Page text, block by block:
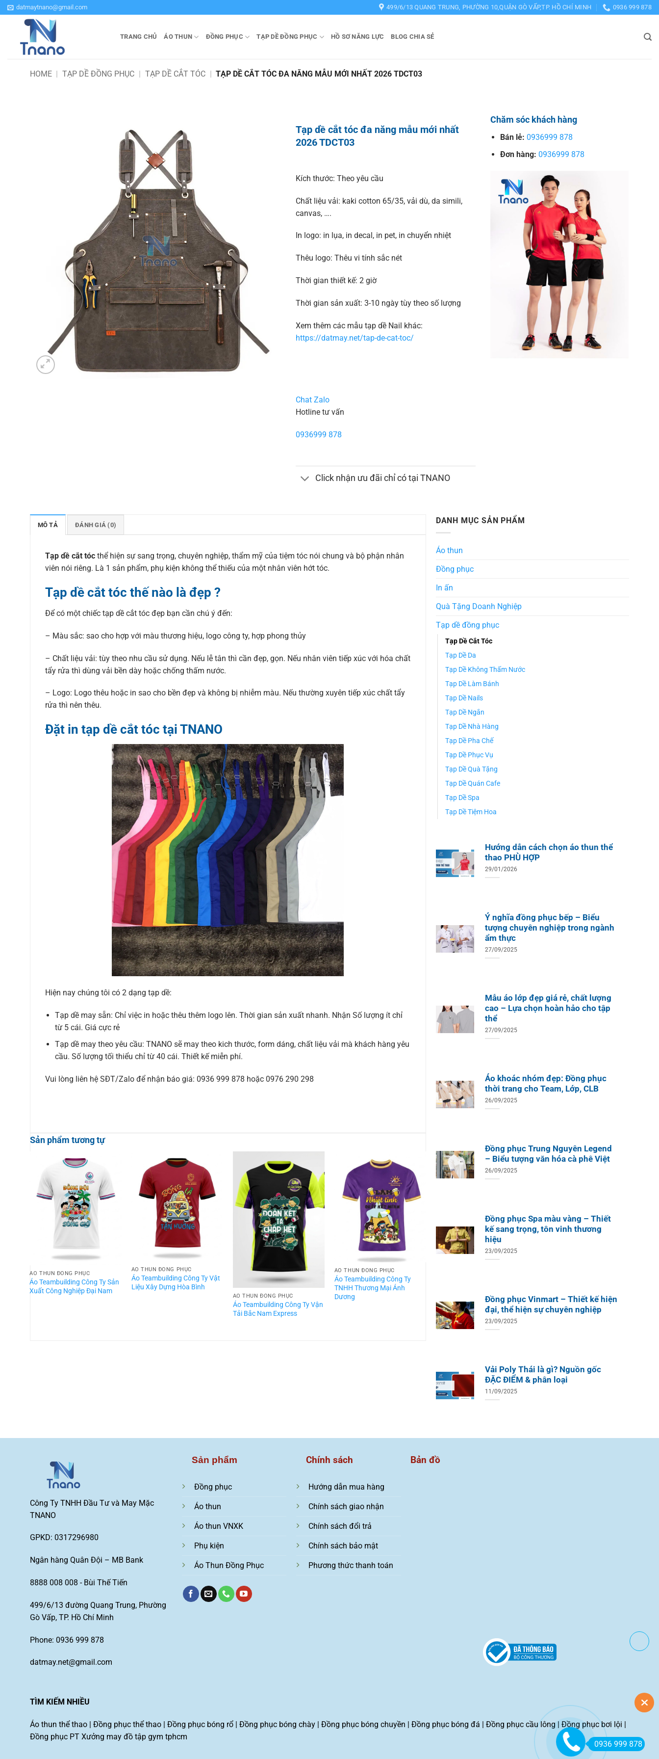
Bỏ
qua
datmaytnano@gmail.com 499/6/13 QUANG TRUNG, PHƯỜNG 10,QUẬN GÒ VẤP,TP. HỒ CHÍ MINH 0936 999 878
TRANG CHỦ ÁO THUN ĐỒNG PHỤC TẠP DỀ ĐỒNG PHỤC HỒ SƠ NĂNG LỰC BLOG CHIA SẺ
HOME | TẠP DỀ ĐỒNG PHỤC | TẠP DỀ CẮT TÓC | TẠP DỀ CẮT TÓC ĐA NĂNG MẪU MỚI NHẤT 2026 TDCT03
Tạp dề cắt tóc đa năng mẫu mới nhất
2026 TDCT03
Kích thước: Theo yêu cầu
Chất liệu vải: kaki cotton 65/35, vải dù, da simili,
canvas, ….
In logo: in lụa, in decal, in pet, in chuyển nhiệt
Thêu logo: Thêu vi tính sắc nét
Thời gian thiết kế: 2 giờ
Thời gian sản xuất: 3-10 ngày tùy theo số lượng
Xem thêm các mẫu tạp dề Nail khác:
https://datmay.net/tap-de-cat-toc/
Chat Zalo
Hotline tư vấn
0936999 878
Click nhận ưu đãi chỉ có tại TNANO
Chăm sóc khách hàng
Bán lẻ: 0936999 878
Đơn hàng: 0936999 878
MÔ TẢ ĐÁNH GIÁ (0)
Tạp dề cắt tóc thể hiện sự sang trọng, chuyên nghiệp, thẩm mỹ của tiệm tóc nói chung và bộ phận nhân
viên nói riêng. Là 1 sản phẩm, phụ kiện không thể thiếu của một nhân viên hớt tóc.
Tạp dề cắt tóc thế nào là đẹp ?
Để có một chiếc tạp dề cắt tóc đẹp bạn cần chú ý đến:
– Màu sắc: sao cho hợp với màu thương hiệu, logo công ty, hợp phong thủy
– Chất liệu vải: tùy theo nhu cầu sử dụng. Nếu lễ tân thì cần đẹp, gọn. Nếu nhân viên tiếp xúc với hóa chất
tẩy rửa thì dùng vải bền dày hoặc chống thấm nước.
– Logo: Logo thêu hoặc in sao cho bền đẹp và không bị nhiễm màu. Nếu thường xuyên tiếp xúc chất tẩy
rửa thì nên thêu.
Đặt in tạp dề cắt tóc tại TNANO
Hiện nay chúng tôi có 2 dạng tạp dề:
Tạp dề may sẵn: Chỉ việc in hoặc thêu thêm logo lên. Thời gian sản xuất nhanh. Nhận Số lượng ít chỉ
từ 5 cái. Giá cực rẻ
Tạp dề may theo yêu cầu: TNANO sẽ may theo kich thước, form dáng, chất liệu vải mà khách hàng yêu
cầu. Số lượng tối thiểu chỉ từ 40 cái. Thiết kế miễn phí.
Vui lòng liên hệ SĐT/Zalo để nhận báo giá: 0936 999 878 hoặc 0976 290 298
Sản phẩm tương tự
ÁO THUN ĐỒNG PHỤC
Áo Teambuilding Công Ty Sản
Xuất Công Nghiệp Đại Nam
ÁO THUN ĐỒNG PHỤC
Áo Teambuilding Công Ty Vật
Liệu Xây Dựng Hòa Bình
ÁO THUN ĐỒNG PHỤC
Áo Teambuilding Công Ty Vận
Tải Bắc Nam Express
ÁO THUN ĐỒNG PHỤC
Áo Teambuilding Công Ty
TNHH Thương Mại Ánh
Dương
ÁO THUN ĐỒNG PHỤC
Áo Teambuilding Công Ty
Thủy Sản Biển Xanh
DANH MỤC SẢN PHẨM
Áo thun
Đồng phục
In ấn
Quà Tặng Doanh Nghiệp
Tạp dề đồng phục
Tạp Dề Cắt Tóc
Tạp Dề Da
Tạp Dề Không Thấm Nước
Tạp Dề Làm Bánh
Tạp Dề Nails
Tạp Dề Ngắn
Tạp Dề Nhà Hàng
Tạp Dề Pha Chế
Tạp Dề Phục Vụ
Tạp Dề Quà Tặng
Tạp Dề Quán Cafe
Tạp Dề Spa
Tạp Dề Tiệm Hoa
Hướng dẫn cách chọn áo thun thể
thao PHÙ HỢP
29/01/2026
Ý nghĩa đồng phục bếp – Biểu
tượng chuyên nghiệp trong ngành
ẩm thực
27/09/2025
Mẫu áo lớp đẹp giá rẻ, chất lượng
cao – Lựa chọn hoàn hảo cho tập
thể
27/09/2025
Áo khoác nhóm đẹp: Đồng phục
thời trang cho Team, Lớp, CLB
26/09/2025
Đồng phục Trung Nguyên Legend
– Biểu tượng văn hóa cà phê Việt
26/09/2025
Đồng phục Spa màu vàng – Thiết
kế sang trọng, tôn vinh thương
hiệu
23/09/2025
Đồng phục Vinmart – Thiết kế hiện
đại, thể hiện sự chuyên nghiệp
23/09/2025
Vải Poly Thái là gì? Nguồn gốc
ĐẶC ĐIỂM & phân loại
11/09/2025
Công Ty TNHH Đầu Tư và May Mặc
TNANO
GPKD: 0317296980
Ngân hàng Quân Đội – MB Bank
8888 008 008 - Bùi Thế Tiến
499/6/13 đường Quang Trung, Phường
Gò Vấp, TP. Hồ Chí Minh
Phone: 0936 999 878
datmay.net@gmail.com
Sản phẩm
Đồng phục
Áo thun
Áo thun VNXK
Phụ kiện
Áo Thun Đồng Phục
Chính sách
Hướng dẫn mua hàng
Chính sách giao nhận
Chính sách đổi trả
Chính sách bảo mật
Phương thức thanh toán
Bản đồ
TÌM KIẾM NHIỀU
Áo thun thể thao| Đồng phục thể thao| Đồng phục bóng rổ| Đồng phục bóng chày| Đồng phục bóng chuyền | Đồng phục bóng đá | Đồng phục cầu lông | Đồng phục bơi lội |
Đồng phục PT Xưởng may đồ tập gym tphcm
0936 999 878